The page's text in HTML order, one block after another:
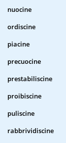
nuocine
ordiscine
piacine
precuocine
prestabiliscine
proibiscine
puliscine
rabbrividiscine